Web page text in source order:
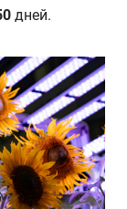
дней.